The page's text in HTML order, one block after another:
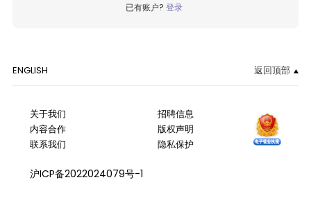
已有账户? 登录
ENGLISH 返回顶部
关于我们
内容合作
联系我们
招聘信息
版权声明
隐私保护
沪ICP备2022024079号-1